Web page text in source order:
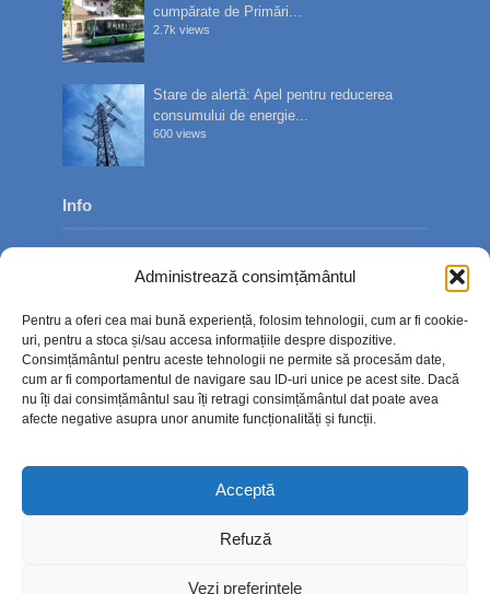
Administrează consimțământul
Pentru a oferi cea mai bună experiență, folosim tehnologii, cum ar fi cookie-
uri, pentru a stoca și/sau accesa informațiile despre dispozitive.
Consimțământul pentru aceste tehnologii ne permite să procesăm date,
cum ar fi comportamentul de navigare sau ID-uri unice pe acest site. Dacă
nu îți dai consimțământul sau îți retragi consimțământul dat poate avea
afecte negative asupra unor anumite funcționalități și funcții.
Acceptă
Refuză
Vezi preferințele
cumpărate de Primări...
2.7k views
Stare de alertă: Apel pentru reducerea
consumului de energie...
600 views
Info
Contact
Politica de confidențialitate
Politică cookie-uri (UE)